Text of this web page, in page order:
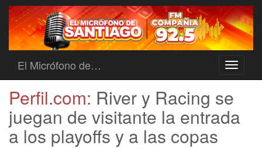
Toggle
El Micrófono de…
Perfil.com: River y Racing se
juegan de visitante la entrada
a los playoffs y a las copas